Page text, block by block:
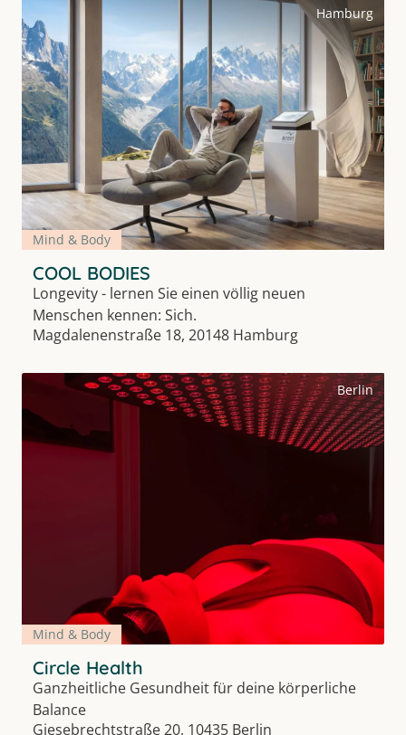
Hamburg
Mind & Body
COOL BODIES
Longevity - lernen Sie einen völlig neuen
Menschen kennen: Sich.
Magdalenenstraße 18, 20148 Hamburg
Berlin
Mind & Body
Circle Health
Ganzheitliche Gesundheit für deine körperliche
Balance
Giesebrechtstraße 20, 10435 Berlin